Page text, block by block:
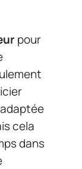
pour
cela
dans